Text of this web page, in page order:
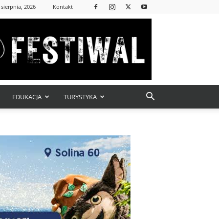
2026 Kontakt
EDUKACJA TURYSTYKA